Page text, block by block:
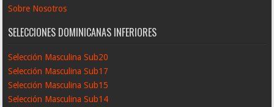
Sobre Nosotros
SELECCIONES DOMINICANAS INFERIORES
Selección Masculina Sub20
Selección Masculina Sub17
Selección Masculina Sub15
Selección Masculina Sub14